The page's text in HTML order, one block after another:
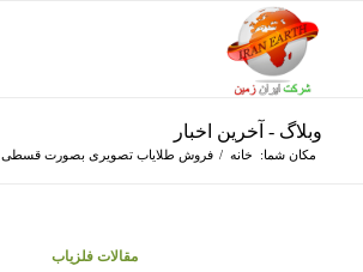
وبلاگ - آخرین اخبار
مکان شما: خانه / فروش طلایاب تصویری بصورت قسطی
مقالات فلزیاب